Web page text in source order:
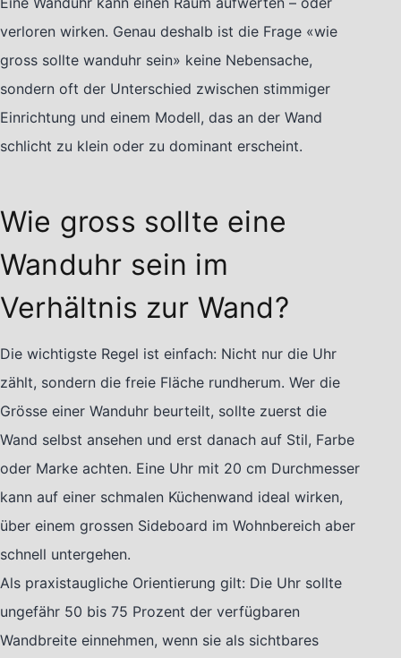
verloren wirken. Genau deshalb ist die Frage «wie
gross sollte wanduhr sein» keine Nebensache,
sondern oft der Unterschied zwischen stimmiger
Einrichtung und einem Modell, das an der Wand
schlicht zu klein oder zu dominant erscheint.
Wie gross sollte eine
Wanduhr sein im
Verhältnis zur Wand?
Die wichtigste Regel ist einfach: Nicht nur die Uhr
zählt, sondern die freie Fläche rundherum. Wer die
Grösse einer Wanduhr beurteilt, sollte zuerst die
Wand selbst ansehen und erst danach auf Stil, Farbe
oder Marke achten. Eine Uhr mit 20 cm Durchmesser
kann auf einer schmalen Küchenwand ideal wirken,
über einem grossen Sideboard im Wohnbereich aber
schnell untergehen.
Als praxistaugliche Orientierung gilt: Die Uhr sollte
ungefähr 50 bis 75 Prozent der verfügbaren
Wandbreite einnehmen, wenn sie als sichtbares